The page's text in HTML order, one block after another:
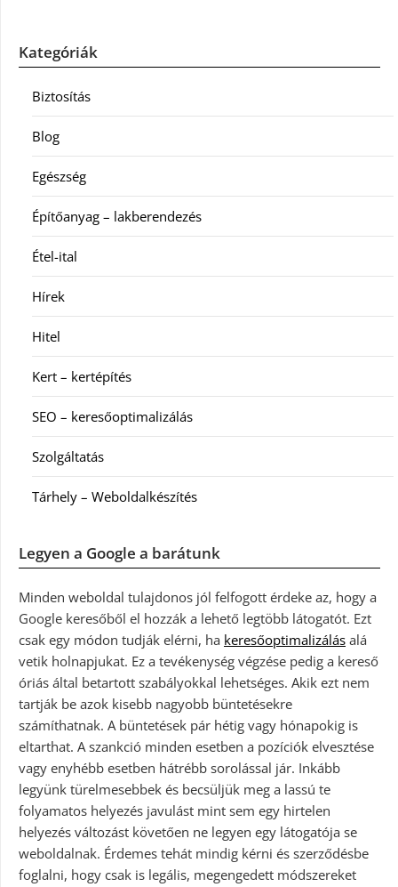
Kategóriák
Biztosítás
Blog
Egészség
Építőanyag – lakberendezés
Étel-ital
Hírek
Hitel
Kert – kertépítés
SEO – keresőoptimalizálás
Szolgáltatás
Tárhely – Weboldalkészítés
Legyen a Google a barátunk
Minden weboldal tulajdonos jól felfogott érdeke az, hogy a
Google keresőből el hozzák a lehető legtöbb látogatót. Ezt
csak egy módon tudják elérni, ha keresőoptimalizálás alá
vetik holnapjukat. Ez a tevékenység végzése pedig a kereső
óriás által betartott szabályokkal lehetséges. Akik ezt nem
tartják be azok kisebb nagyobb büntetésekre
számíthatnak. A büntetések pár hétig vagy hónapokig is
eltarthat. A szankció minden esetben a pozíciók elvesztése
vagy enyhébb esetben hátrébb sorolással jár. Inkább
legyünk türelmesebbek és becsüljük meg a lassú te
folyamatos helyezés javulást mint sem egy hirtelen
helyezés változást követően ne legyen egy látogatója se
weboldalnak. Érdemes tehát mindig kérni és szerződésbe
foglalni, hogy csak is legális, megengedett módszereket